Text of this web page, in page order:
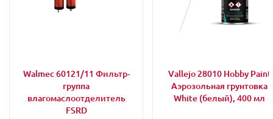
Walmec 60121/11 Фильтр-
группа
влагомаслоотделитель
FSRD
Vallejo 28010 Hobby Paint
Аэрозольная грунтовка
White (белый), 400 мл